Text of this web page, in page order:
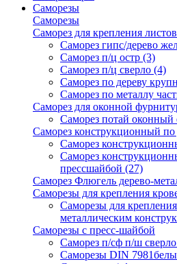
Саморезы
Саморезы
Саморез для крепления
Саморез гипс/дерево
Саморез п/ц остр (3)
Саморез п/ц сверло (4)
Саморез по дереву
Саморез по металлу
Саморез для оконной
Саморез потай оконный
Саморез конструкционный по
Саморез
Саморез
прессшайбой (27)
Саморез Флюгель дерево-
Саморезы для крепления
Саморезы для
металлическим
Саморезы с пресс-шайбой
Саморез п/сф п/ш
Саморезы DIN